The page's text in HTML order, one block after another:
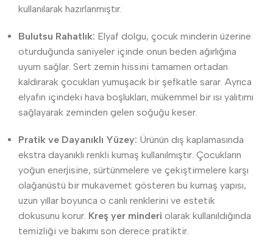
kullanılarak hazırlanmıştır.
Bulutsu Rahatlık: Elyaf dolgu, çocuk minderin üzerine
oturduğunda saniyeler içinde onun beden ağırlığına
uyum sağlar. Sert zemin hissini tamamen ortadan
kaldırarak çocukları yumuşacık bir şefkatle sarar. Ayrıca
elyafın içindeki hava boşlukları, mükemmel bir ısı yalıtımı
sağlayarak zeminden gelen soğuğu keser.
Pratik ve Dayanıklı Yüzey: Ürünün dış kaplamasında
ekstra dayanıklı renkli kumaş kullanılmıştır. Çocukların
yoğun enerjisine, sürtünmelere ve çekiştirmelere karşı
olağanüstü bir mukavemet gösteren bu kumaş yapısı,
uzun yıllar boyunca o canlı renklerini ve estetik
dokusunu korur. Kreş yer minderi olarak kullanıldığında
temizliği ve bakımı son derece pratiktir.